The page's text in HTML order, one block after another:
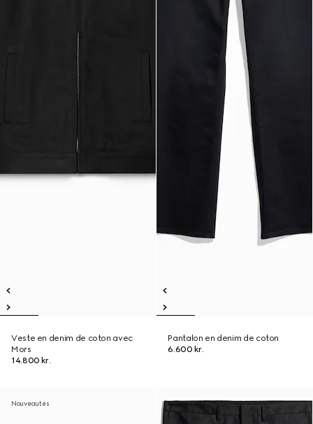
Veste en denim de coton avec
Mors
14.800 kr.
Pantalon en denim de coton
6.600 kr.
Nouveautés Nouveautés